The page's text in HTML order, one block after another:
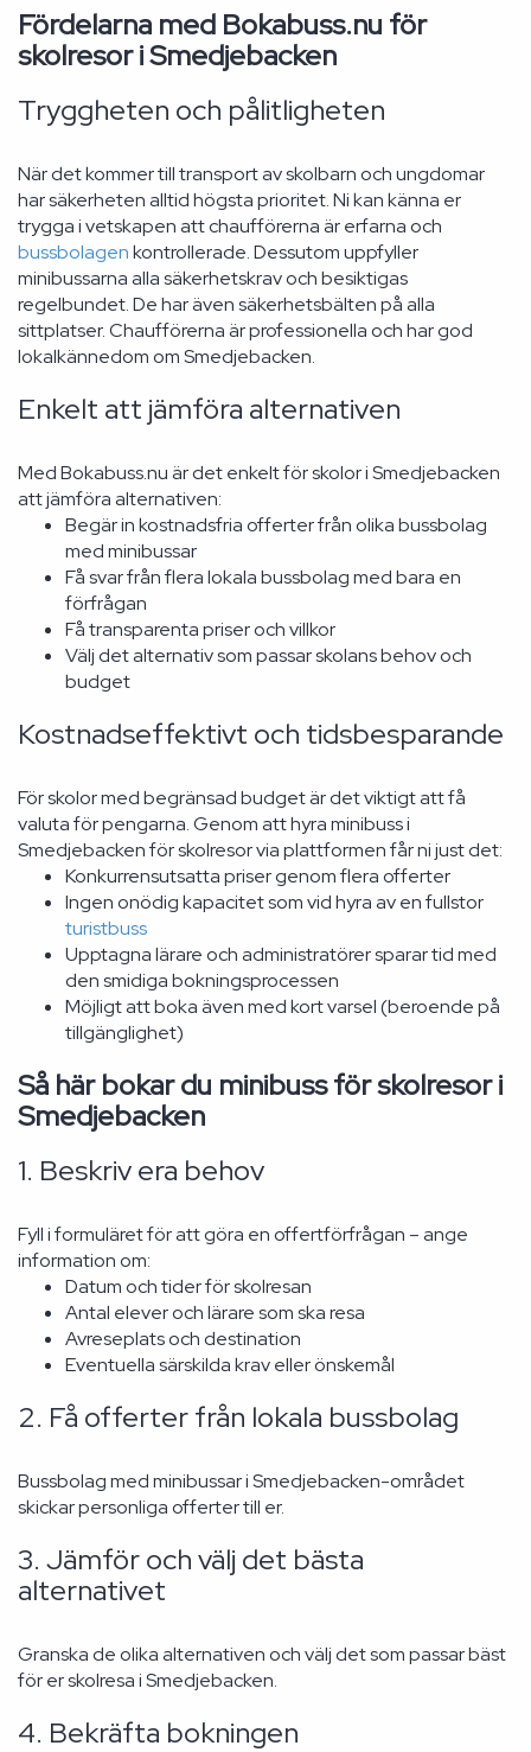
Fördelarna med Bokabuss.nu för
skolresor i Smedjebacken
Tryggheten och pålitligheten
När det kommer till transport av skolbarn och ungdomar
har säkerheten alltid högsta prioritet. Ni kan känna er
trygga i vetskapen att chaufförerna är erfarna och
bussbolagenkontrollerade. Dessutom uppfyller
minibussarna alla säkerhetskrav och besiktigas
regelbundet. De har även säkerhetsbälten på alla
sittplatser. Chaufförerna är professionella och har god
lokalkännedom om Smedjebacken.
Enkelt att jämföra alternativen
Med Bokabuss.nu är det enkelt för skolor i Smedjebacken
att jämföra alternativen:
Begär in kostnadsfria offerter från olika bussbolag
med minibussar
Få svar från flera lokala bussbolag med bara en
förfrågan
Få transparenta priser och villkor
Välj det alternativ som passar skolans behov och
budget
Kostnadseffektivt och tidsbesparande
För skolor med begränsad budget är det viktigt att få
valuta för pengarna. Genom att hyra minibuss i
Smedjebacken för skolresor via plattformen får ni just det:
Konkurrensutsatta priser genom flera offerter
Ingen onödig kapacitet som vid hyra av en fullstor
turistbuss
Upptagna lärare och administratörer sparar tid med
den smidiga bokningsprocessen
Möjligt att boka även med kort varsel (beroende på
tillgänglighet)
Så här bokar du minibuss för skolresor i
Smedjebacken
1. Beskriv era behov
Fyll i formuläret för att göra en offertförfrågan – ange
information om:
Datum och tider för skolresan
Antal elever och lärare som ska resa
Avreseplats och destination
Eventuella särskilda krav eller önskemål
2. Få offerter från lokala bussbolag
Bussbolag med minibussar i Smedjebacken-området
skickar personliga offerter till er.
3. Jämför och välj det bästa
alternativet
Granska de olika alternativen och välj det som passar bäst
för er skolresa i Smedjebacken.
4. Bekräfta bokningen